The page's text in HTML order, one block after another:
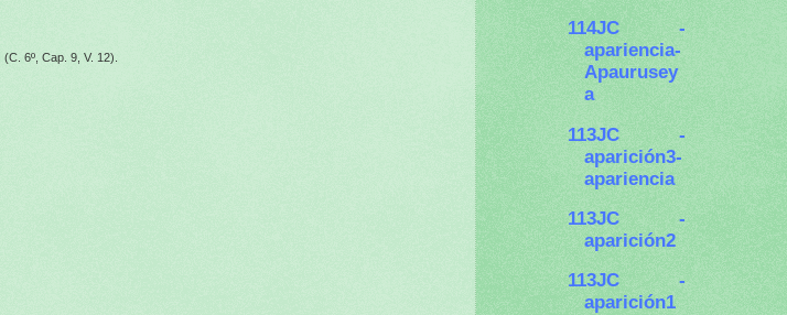
(C. 6º, Cap. 9, V. 12).
114JC -
apariencia-
Apaurusey
a
113JC -
aparición3-
apariencia
113JC -
aparición2
113JC -
aparición1